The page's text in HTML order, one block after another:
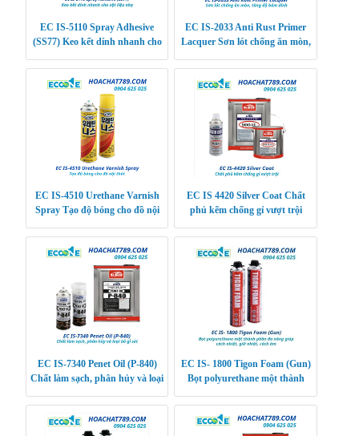
EC IS-5110 Spray Adhesive
(SS77) Keo kết dính nhanh cho
EC IS-2033 Anti Rust Primer
Lacquer Sơn lót chống ăn mòn,
EC IS-4510 Urethane Varnish
Spray Tạo độ bóng cho đồ nội
EC IS 4420 Silver Coat Chất
phủ kẽm chống gỉ vượt trội
EC IS-7340 Penet Oil (P-840)
Chất làm sạch, phân hủy và loại
EC IS- 1800 Tigon Foam (Gun)
Bọt polyurethane một thành
giữ nhiệt, các